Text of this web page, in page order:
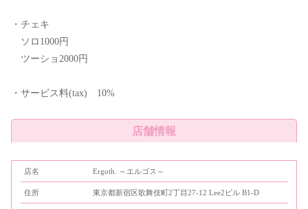
・チェキ
ソロ1000円
ツーショ2000円
・サービス料(tax) 10%
店舗情報
店名 Ergoth. ～エルゴス～
住所 東京都新宿区歌舞伎町2丁目27-12 Lee2ビル B1-D